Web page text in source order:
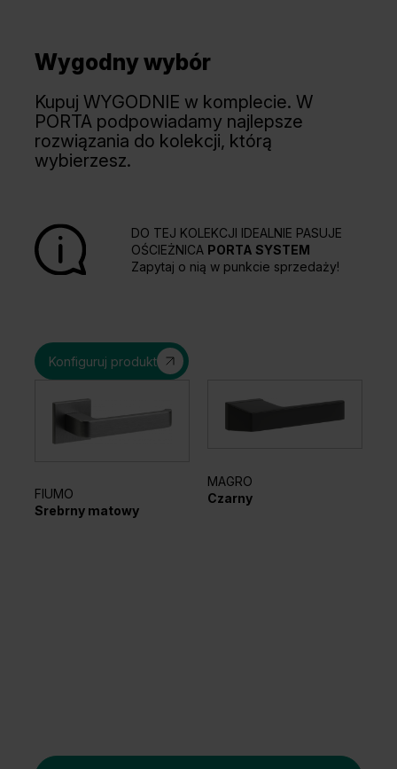
Wygodny wybór
Kupuj WYGODNIE w komplecie. W
PORTA podpowiadamy najlepsze
rozwiązania do kolekcji, którą
wybierzesz.
DO TEJ KOLEKCJI IDEALNIE PASUJE
OŚCIEŻNICA PORTA SYSTEM
Zapytaj o nią w punkcie sprzedaży!
Konfiguruj produkt
FIUMO
Srebrny matowy
MAGRO
Czarny